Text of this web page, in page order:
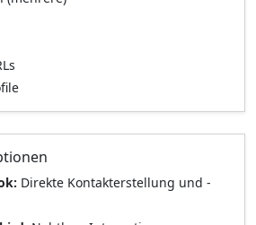
Direkte Kontakterstellung und -